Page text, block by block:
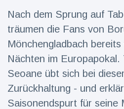
Reisen & Abenteuer (2252)
Neueste
Nachrichten
"Das alte
England":
Nach dem Sprung auf
träumen die Fans von
Mönchengladbach
Nächten im Europapokal.
Seoane übt sich bei
Zurückhaltung - und
Saisonendspurt für seine